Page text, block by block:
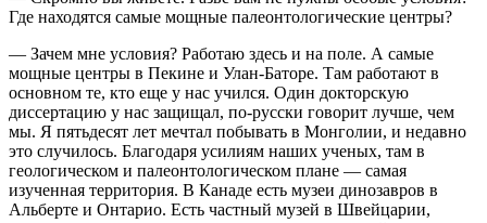
Где находятся самые мощные палеонтологические центры?
— Зачем мне условия? Работаю здесь и на поле. А самые
мощные центры в Пекине и Улан-Баторе. Там работают в
основном те, кто еще у нас учился. Один докторскую
диссертацию у нас защищал, по-русски говорит лучше, чем
мы. Я пятьдесят лет мечтал побывать в Монголии, и недавно
это случилось. Благодаря усилиям наших ученых, там в
геологическом и палеонтологическом плане — самая
изученная территория. В Канаде есть музеи динозавров в
Альберте и Онтарио. Есть частный музей в Швейцарии,